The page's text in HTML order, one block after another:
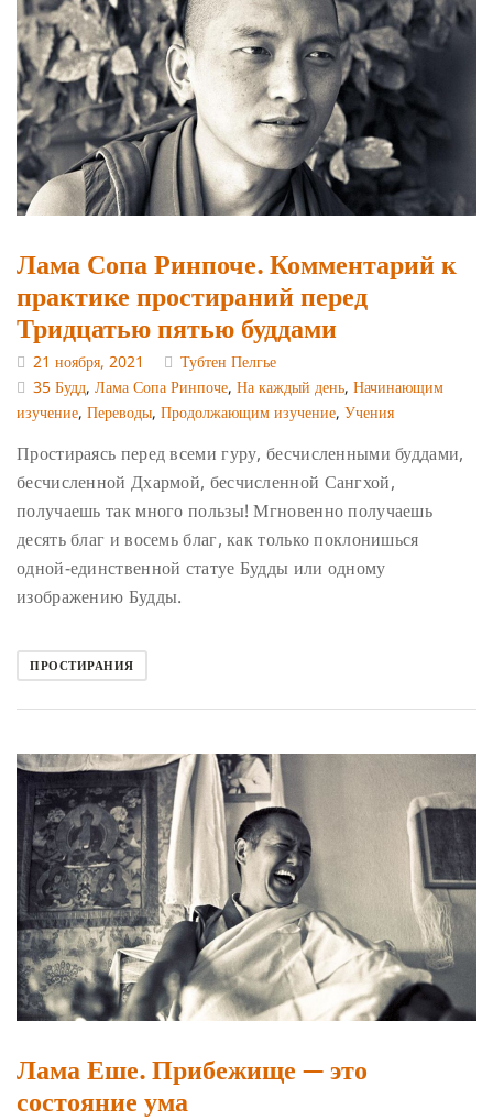
Лама Сопа Ринпоче. Комментарий к
практике простираний перед
Тридцатью пятью буддами
21 ноября, 2021
Тубтен Пелгье
35 Будд, Лама Сопа Ринпоче, На каждый день, Начинающим
изучение, Переводы, Продолжающим изучение, Учения
Простираясь перед всеми гуру, бесчисленными буддами,
бесчисленной Дхармой, бесчисленной Сангхой,
получаешь так много пользы! Мгновенно получаешь
десять благ и восемь благ, как только поклонишься
одной-единственной статуе Будды или одному
изображению Будды.
ПРОСТИРАНИЯ
Лама Еше. Прибежище — это
состояние ума